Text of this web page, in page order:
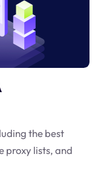
the best
proxy lists, and